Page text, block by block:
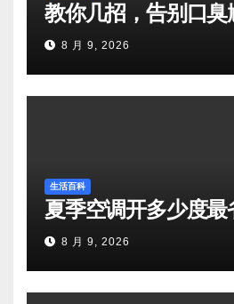
教你几招，告别口臭
8 月 9, 2026
生活百科
夏季空调开多少度最
8 月 9, 2026